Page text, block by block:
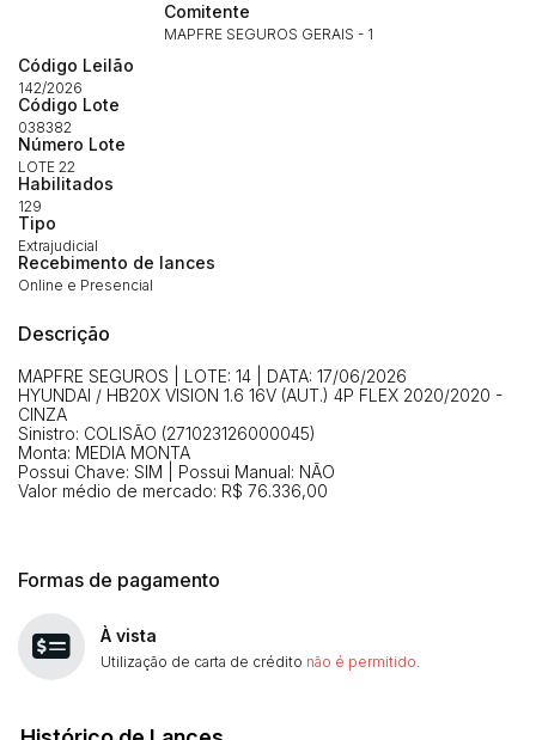
Comitente
MAPFRE SEGUROS GERAIS - 1
Código Leilão
142/2026
Código Lote
038382
Número Lote
LOTE 22
Habilitados
129
Tipo
Extrajudicial
Recebimento de lances
Online e Presencial
Descrição
MAPFRE SEGUROS | LOTE: 14 | DATA: 17/06/2026
HYUNDAI / HB20X VISION 1.6 16V (AUT.) 4P FLEX 2020/2020 -
CINZA
Sinistro: COLISÃO (271023126000045)
Monta: MEDIA MONTA
Possui Chave: SIM | Possui Manual: NÃO
Valor médio de mercado: R$ 76.336,00
Formas de pagamento
À vista
Utilização de carta de crédito não é permitido
(Art. 895, CPC)
Histórico de Propostas
Clique aqui para fazer login
Habilite-se para efetuar lances ou